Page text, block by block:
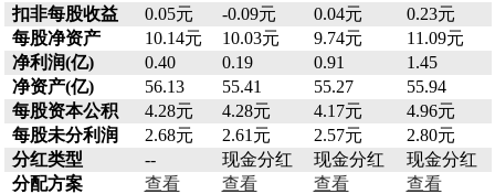
扣非每股收益
0.05元 -0.09元 0.04元
0.23元
每股净资产
10.14元 10.03元 9.74元
11.09元
净利润(亿)
0.40 0.19 0.91
1.45
净资产(亿)
56.13 55.41 55.27
55.94
每股资本公积
4.28元 4.28元 4.17元
4.96元
每股未分利润
2.68元 2.61元 2.57元
2.80元
分红类型
-- 现金分红 现金分红
现金分红
分配方案
查看 查看 查看
查看